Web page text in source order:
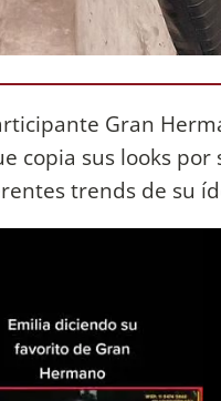
Gran
copia sus looks
trends de su